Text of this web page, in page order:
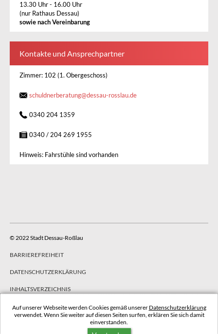
Auf unserer Webseite werden Cookies gemäß unserer Datenschutzerklärung
verwendet. Wenn Sie weiter auf diesen Seiten surfen, erklären Sie sich damit
einverstanden.
13.30 Uhr - 16.00 Uhr
(nur Rathaus Dessau)
sowie nach Vereinbarung
Kontakte und Ansprechpartner
Zimmer: 102 (1. Obergeschoss)
schuldnerberatung@dessau-rosslau.de
0340 204 1359
0340 / 204 269 1955
Hinweis: Fahrstühle sind vorhanden
© 2022 Stadt Dessau-Roßlau
BARRIEREFREIHEIT
DATENSCHUTZERKLÄRUNG
INHALTSVERZEICHNIS
IMPRESSUM
NACH OBEN